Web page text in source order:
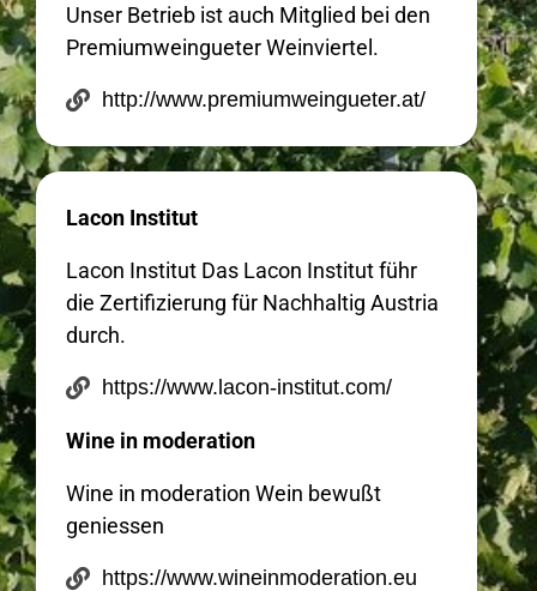
Unser Betrieb ist auch Mitglied bei den
Premiumweingueter Weinviertel.
http://www.premiumweingueter.at/
Lacon Institut
Lacon Institut Das Lacon Institut führ
die Zertifizierung für Nachhaltig Austria
durch.
https://www.lacon-institut.com/
Wine in moderation
Wine in moderation Wein bewußt
geniessen
https://www.wineinmoderation.eu